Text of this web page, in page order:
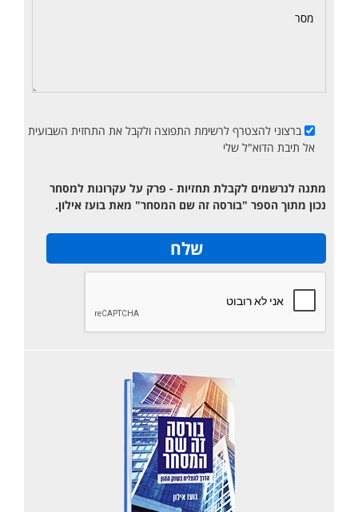
ברצוני להצטרף לרשימת התפוצה ולקבל את התחזית השבועית
אל תיבת הדוא"ל שלי
מתנה לנרשמים לקבלת תחזיות - פרק על עקרונות למסחר
נכון מתוך הספר "בורסה זה שם המסחר" מאת בועז אילון.